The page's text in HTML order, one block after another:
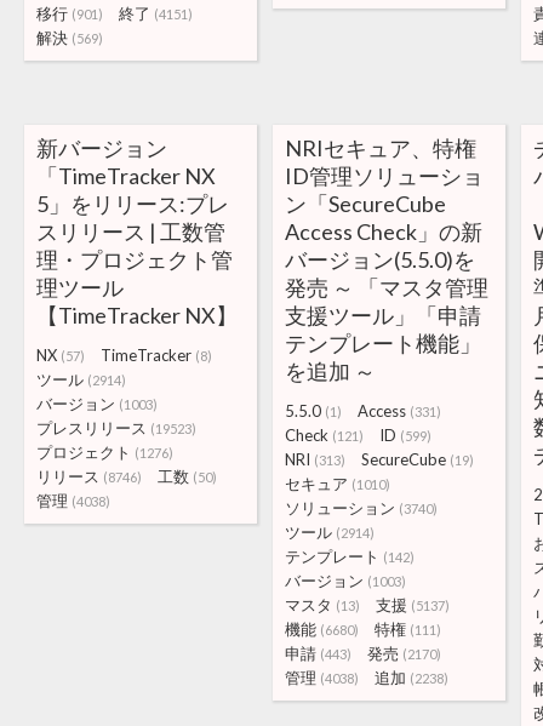
移行 (901) 終了 (4151)
解決 (569)
新バージョン
「TimeTracker NX
5」をリリース:プレ
スリリース | 工数管
理・プロジェクト管
理ツール
【TimeTracker NX】
NX (57) TimeTracker (8)
ツール (2914)
バージョン (1003)
プレスリリース (19523)
プロジェクト (1276)
リリース (8746) 工数 (50)
管理 (4038)
NRIセキュア、特権
ID管理ソリューショ
ン「SecureCube
Access Check」の新
バージョン(5.5.0)を
発売 ～ 「マスタ管理
支援ツール」「申請
テンプレート機能」
を追加 ～
5.5.0 (1) Access (331)
Check (121) ID (599)
NRI (313) SecureCube (19)
セキュア (1010)
ソリューション (3740)
ツール (2914)
テンプレート (142)
バージョン (1003)
マスタ (13) 支援 (5137)
機能 (6680) 特権 (111)
申請 (443) 発売 (2170)
管理 (4038) 追加 (2238)